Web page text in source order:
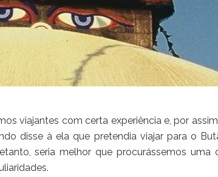
viajantes com certa experiência e, por
disse à ela que pretendia viajar para o
seria melhor que procurássemos